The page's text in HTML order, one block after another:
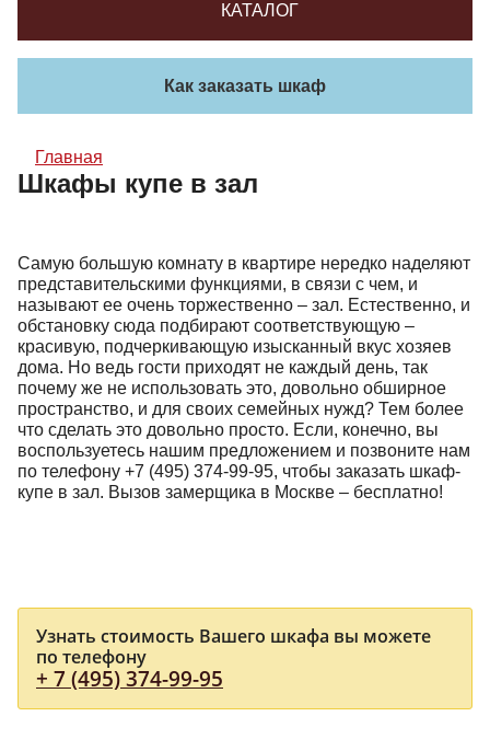
КАТАЛОГ
Как заказать шкаф
Главная
Шкафы купе в зал
Самую большую комнату в квартире нередко наделяют
представительскими функциями, в связи с чем, и
называют ее очень торжественно – зал. Естественно, и
обстановку сюда подбирают соответствующую –
красивую, подчеркивающую изысканный вкус хозяев
дома. Но ведь гости приходят не каждый день, так
почему же не использовать это, довольно обширное
пространство, и для своих семейных нужд? Тем более
что сделать это довольно просто. Если, конечно, вы
воспользуетесь нашим предложением и позвоните нам
по телефону +7 (495) 374-99-95, чтобы заказать шкаф-
купе в зал. Вызов замерщика в Москве – бесплатно!
Узнать стоимость Вашего шкафа вы можете
по телефону
+ 7 (495) 374-99-95